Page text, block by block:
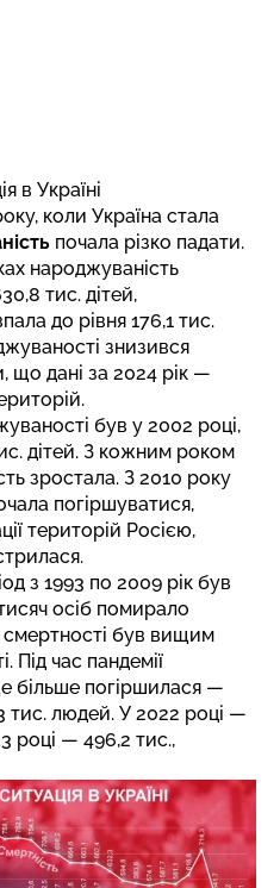
в Україні
коли Україна стала
почала різко падати.
народжуваність
тис. дітей,
до рівня 176,1 тис.
знизився
що дані за 2024 рік —
був у 2002 році,
дітей. З кожним роком
зростала. З 2010 року
погіршуватися,
територій Росією,
з 1993 по 2009 рік був
осіб помирало
смертності був вищим
Під час пандемії
більше погіршилася —
тис. людей. У 2022 році —
році — 496,2 тис.,